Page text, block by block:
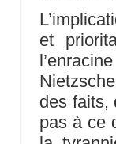
et
des faits,
pas à ce